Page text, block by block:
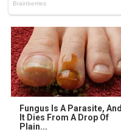
Fungus Is A Parasite, And
It Dies From A Drop Of
Plain...